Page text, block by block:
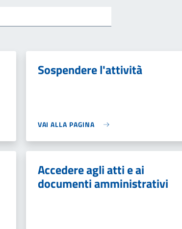
Sospendere l'attività
VAI ALLA PAGINA
Accedere agli atti e ai
documenti amministrativi